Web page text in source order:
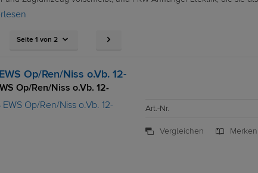
Seite 1 von 2
Op/Ren/Niss o.Vb. 12-
Op/Ren/Niss o.Vb. 12-
Art.-Nr.
Vergleichen Merken